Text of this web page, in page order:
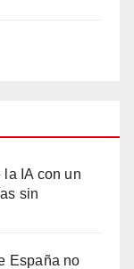
IA con un
sin
España no